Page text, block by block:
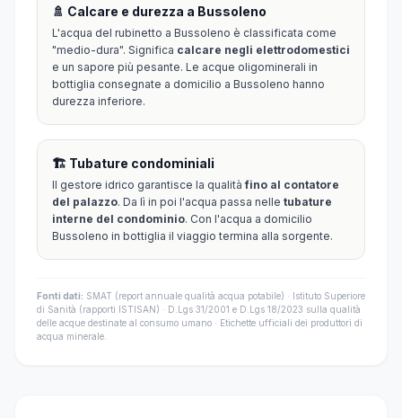
🚿 Calcare e durezza a Bussoleno
L'acqua del rubinetto a Bussoleno è classificata come
"medio-dura". Significa calcare negli elettrodomestici
e un sapore più pesante. Le acque oligominerali in
bottiglia consegnate a domicilio a Bussoleno hanno
durezza inferiore.
🏗️ Tubature condominiali
Il gestore idrico garantisce la qualitàfino al contatore
del palazzo. Da lì in poi l'acqua passa nelle tubature
interne del condominio. Con l'acqua a domicilio
Bussoleno in bottiglia il viaggio termina alla sorgente.
Fonti dati: SMAT (report annuale qualità acqua potabile) · Istituto Superiore
di Sanità (rapporti ISTISAN) · D.Lgs 31/2001 e D.Lgs 18/2023 sulla qualità
delle acque destinate al consumo umano · Etichette ufficiali dei produttori di
acqua minerale.